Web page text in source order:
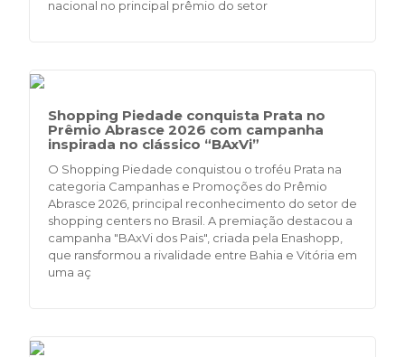
nacional no principal prêmio do setor
Shopping Piedade conquista Prata no
Prêmio Abrasce 2026 com campanha
inspirada no clássico “BAxVi”
O Shopping Piedade conquistou o troféu Prata na
categoria Campanhas e Promoções do Prêmio
Abrasce 2026, principal reconhecimento do setor de
shopping centers no Brasil. A premiação destacou a
campanha "BAxVi dos Pais", criada pela Enashopp,
que ransformou a rivalidade entre Bahia e Vitória em
uma aç